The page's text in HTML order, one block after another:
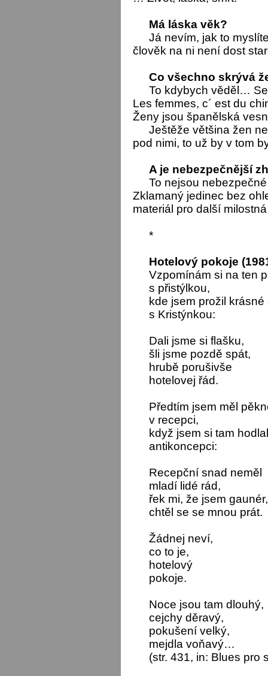
Má láska věk?
Já nevím, jak to
člověk na ni není dost
Co všechno skrývá
To kdybych věděl…
Les femmes, c´ est du
Ženy jsou španělská
Ještěže většina žen
pod nimi, to už by v tom
A je nebezpečnější
To nejsou
Zklamaný jedinec bez
materiál pro další
*
Hotelový pokoje
Vzpomínám si na ten
s přistýlkou,
kde jsem prožil krásné
s Kristýnkou:
Dali jsme si flašku,
šli jsme pozdě spát,
hrubě porušivše
hotelovej řád.
Předtím jsem měl
v recepci,
když jsem si tam
antikoncepci:
Recepční snad neměl
mladí lidé rád,
řek mi, že jsem gaunér,
chtěl se se mnou prát.
Žádnej neví,
co to je,
hotelový
pokoje.
Noce jsou tam dlouhý,
cejchy děravý,
pokušení velký,
mejdla voňavý…
(str. 431, in: Blues pro